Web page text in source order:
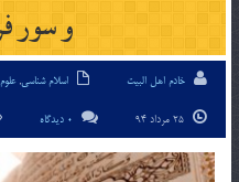
و سور
خادم اهل البیت اسلام شناسی,
0 دیدگاه